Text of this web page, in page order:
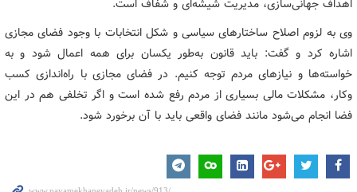
اهداف جهانی‌سازی، مدیریت شیشه‌ای و شفاف است.
وی به لزوم اصلاح ساختارهای سیاسی و شکل انتخابات با وجود فضای مجازی
اشاره کرد و گفت: باید قانون به‌طور یکسان برای همه اعمال شود و به
خواسته‌ها و نیازهای مردم توجه کنیم. در فضای مجازی با راه‌اندازی کسب
وکار، مشکلات مالی بسیاری از مردم رفع شده است و اگر تخلفی هم در این
فضا انجام می‌شود مانند فضای واقعی باید با آن برخورد شود.